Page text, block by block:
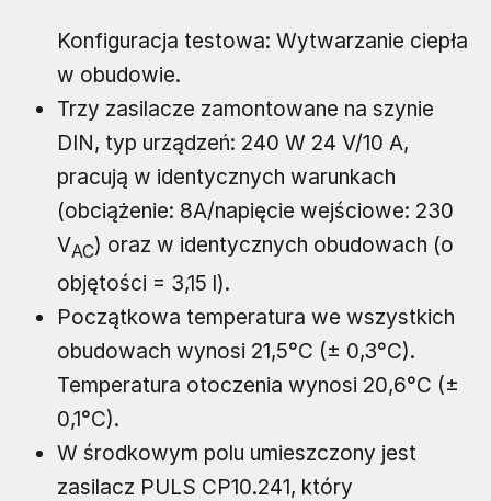
Konfiguracja testowa: Wytwarzanie ciepła
w obudowie.
Trzy zasilacze zamontowane na szynie
DIN, typ urządzeń: 240 W 24 V/10 A,
pracują w identycznych warunkach
(obciążenie: 8A/napięcie wejściowe: 230
VAC) oraz w identycznych obudowach (o
objętości = 3,15 l).
Początkowa temperatura we wszystkich
obudowach wynosi 21,5°C (± 0,3°C).
Temperatura otoczenia wynosi 20,6°C (±
0,1°C).
W środkowym polu umieszczony jest
zasilacz PULS CP10.241, który